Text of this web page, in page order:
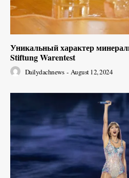
Уникальный характер
Stiftung Warentest
Dailydachnews - August 12, 2024